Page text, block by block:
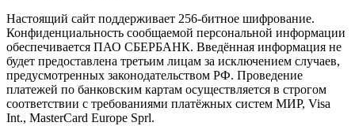
Настоящий сайт поддерживает 256-битное шифрование.
Конфиденциальность сообщаемой персональной информации
обеспечивается ПАО СБЕРБАНК. Введённая информация не
будет предоставлена третьим лицам за исключением случаев,
предусмотренных законодательством РФ. Проведение
платежей по банковским картам осуществляется в строгом
соответствии с требованиями платёжных систем МИР, Visa
Int., MasterCard Europe Sprl.